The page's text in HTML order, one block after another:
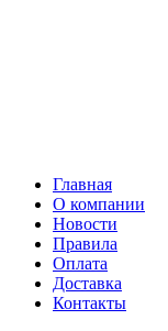
Главная
О компании
Новости
Правила
Оплата
Доставка
Контакты